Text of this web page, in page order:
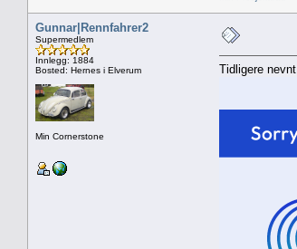
Gunnar|Rennfahrer2
Supermedlem
Innlegg: 1884
Bosted: Hernes i Elverum
Min Cornerstone
Tidligere